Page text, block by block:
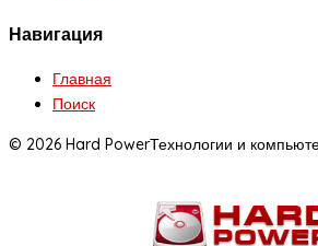
Навигация
Главная
Поиск
© 2026 Hard PowerТехнологии и